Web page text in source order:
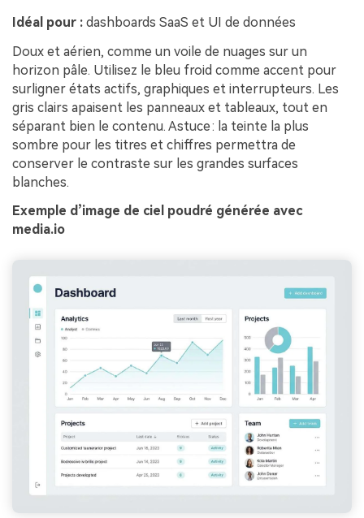
Idéal pour : dashboards SaaS et UI de données
Doux et aérien, comme un voile de nuages sur un
horizon pâle. Utilisez le bleu froid comme accent pour
surligner états actifs, graphiques et interrupteurs. Les
gris clairs apaisent les panneaux et tableaux, tout en
séparant bien le contenu. Astuce : la teinte la plus
sombre pour les titres et chiffres permettra de
conserver le contraste sur les grandes surfaces
blanches.
Exemple d’image de ciel poudré générée avec
media.io